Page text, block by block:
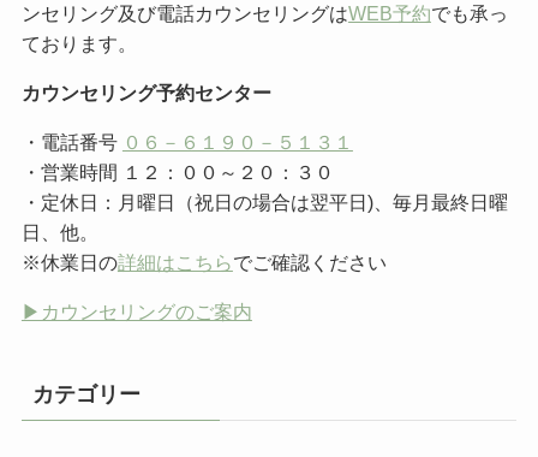
ンセリング及び電話カウンセリングはWEB予約でも承っ
ております。
カウンセリング予約センター
・電話番号 ０６－６１９０－５１３１
・営業時間 １２：００～２０：３０
・定休日：月曜日（祝日の場合は翌平日)、毎月最終日曜
日、他。
※休業日の詳細はこちらでご確認ください
▶︎カウンセリングのご案内
カテゴリー